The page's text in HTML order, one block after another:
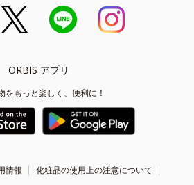
ORBIS アプリ
をもっと楽しく、便利に！
情報
化粧品の使用上の注意について